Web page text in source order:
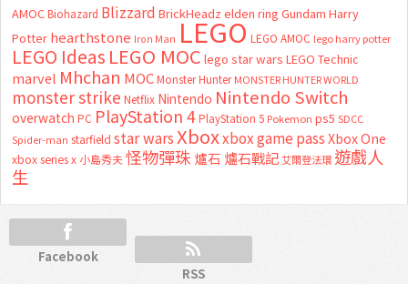
AMOC Biohazard Blizzard BrickHeadz elden ring Gundam Harry
Potter hearthstone Iron Man LEGO LEGO AMOC lego harry potter
LEGO Ideas LEGO MOC lego star wars LEGO Technic
marvel Mhchan MOC Monster Hunter MONSTER HUNTER WORLD
monster strike Netflix Nintendo Nintendo Switch
overwatch PC PlayStation 4 PlayStation 5 Pokemon ps5 SDCC
Spider-man starfield star warsXboxxbox game passXbox One
xbox series x 小島秀夫怪物彈珠 爐石 爐石戰記艾爾登法環 遊戲人
生
Facebook
RSS